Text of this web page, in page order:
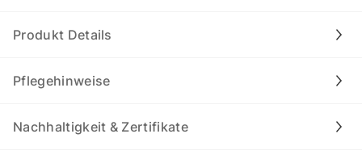
Produkt Details
Pflegehinweise
Nachhaltigkeit & Zertifikate